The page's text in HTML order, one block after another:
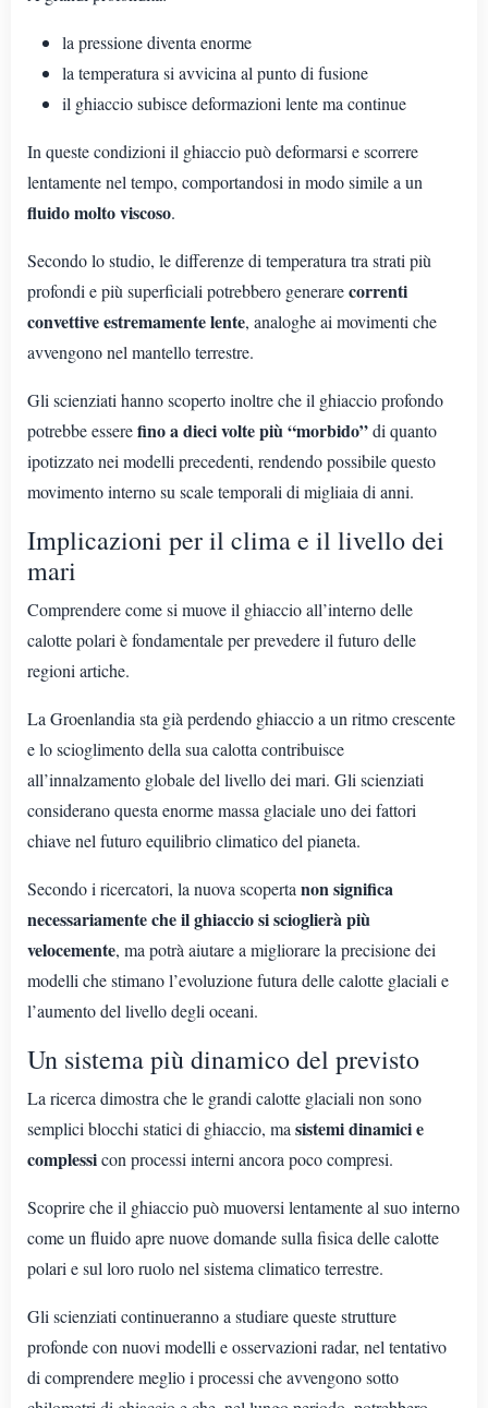
la pressione diventa enorme
la temperatura si avvicina al punto di fusione
il ghiaccio subisce deformazioni lente ma continue
In queste condizioni il ghiaccio può deformarsi e scorrere
lentamente nel tempo, comportandosi in modo simile a un
fluido molto viscoso.
Secondo lo studio, le differenze di temperatura tra strati più
profondi e più superficiali potrebbero generarecorrenti
convettive estremamente lente, analoghe ai movimenti che
avvengono nel mantello terrestre.
Gli scienziati hanno scoperto inoltre che il ghiaccio profondo
potrebbe esserefino a dieci volte più “morbido”di quanto
ipotizzato nei modelli precedenti, rendendo possibile questo
movimento interno su scale temporali di migliaia di anni.
Implicazioni per il clima e il livello dei
mari
Comprendere come si muove il ghiaccio all’interno delle
calotte polari è fondamentale per prevedere il futuro delle
regioni artiche.
La Groenlandia sta già perdendo ghiaccio a un ritmo crescente
e lo scioglimento della sua calotta contribuisce
all’innalzamento globale del livello dei mari. Gli scienziati
considerano questa enorme massa glaciale uno dei fattori
chiave nel futuro equilibrio climatico del pianeta.
Secondo i ricercatori, la nuova scoperta non significa
necessariamente che il ghiaccio si scioglierà più
velocemente, ma potrà aiutare a migliorare la precisione dei
modelli che stimano l’evoluzione futura delle calotte glaciali e
l’aumento del livello degli oceani.
Un sistema più dinamico del previsto
La ricerca dimostra che le grandi calotte glaciali non sono
semplici blocchi statici di ghiaccio, ma sistemi dinamici e
complessicon processi interni ancora poco compresi.
Scoprire che il ghiaccio può muoversi lentamente al suo interno
come un fluido apre nuove domande sulla fisica delle calotte
polari e sul loro ruolo nel sistema climatico terrestre.
Gli scienziati continueranno a studiare queste strutture
profonde con nuovi modelli e osservazioni radar, nel tentativo
di comprendere meglio i processi che avvengono sotto